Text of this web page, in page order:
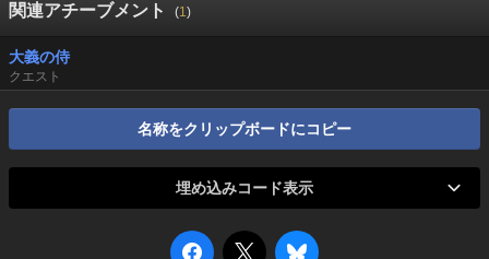
関連アチーブメント (1)
大義の侍
クエスト
名称をクリップボードにコピー
埋め込みコード表示